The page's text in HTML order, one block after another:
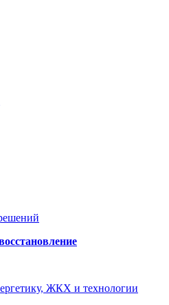
ЖКХ и технологии